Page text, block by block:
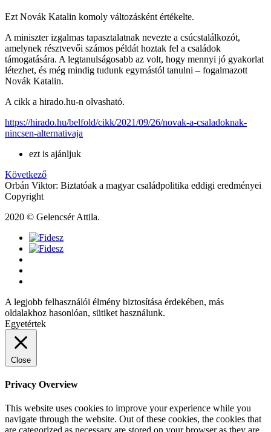
Ezt Novák Katalin komoly változásként értékelte.
A miniszter izgalmas tapasztalatnak nevezte a csúcstalálkozót,
amelynek résztvevői számos példát hoztak fel a családok
támogatására. A legtanulságosabb az volt, hogy mennyi jó gyakorlat
létezhet, és még mindig tudunk egymástól tanulni – fogalmazott
Novák Katalin.
A cikk a hirado.hu-n olvasható.
https://hirado.hu/belfold/cikk/2021/09/26/novak-a-csaladoknak-
nincsen-alternativaja
ezt is ajánljuk
Következő
Orbán Viktor: Biztatóak a magyar családpolitika eddigi eredményei
Copyright
2020 © Gelencsér Attila.
A legjobb felhasználói élmény biztosítása érdekében, más
oldalakhoz hasonlóan, sütiket használunk.
Egyetértek
Close
Privacy Overview
This website uses cookies to improve your experience while you
navigate through the website. Out of these cookies, the cookies that